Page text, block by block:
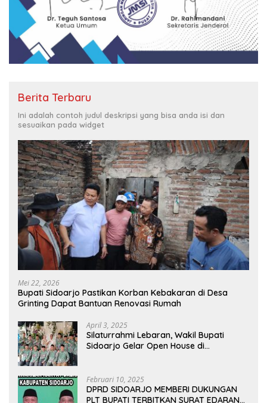
Berita Terbaru
Ini adalah contoh judul deskripsi yang bisa anda isi dan
sesuaikan pada widget
Mei 22, 2026
Bupati Sidoarjo Pastikan Korban Kebakaran di Desa
Grinting Dapat Bantuan Renovasi Rumah
April 3, 2025
Silaturrahmi Lebaran, Wakil Bupati
Sidoarjo Gelar Open House di
Februari 10, 2025
DPRD SIDOARJO MEMBERI DUKUNGAN
PLT BUPATI TERBITKAN SURAT EDARAN